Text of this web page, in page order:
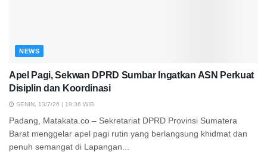
NEWS
Apel Pagi, Sekwan DPRD Sumbar Ingatkan ASN Perkuat
Disiplin dan Koordinasi
SENIN, 13/7/26 | 19:36 WIB
Padang, Matakata.co – Sekretariat DPRD Provinsi Sumatera
Barat menggelar apel pagi rutin yang berlangsung khidmat dan
penuh semangat di Lapangan...